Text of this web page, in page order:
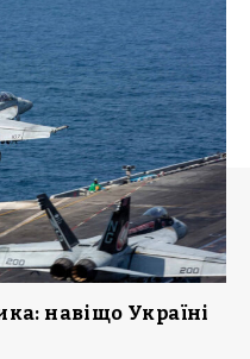
навіщо Україні